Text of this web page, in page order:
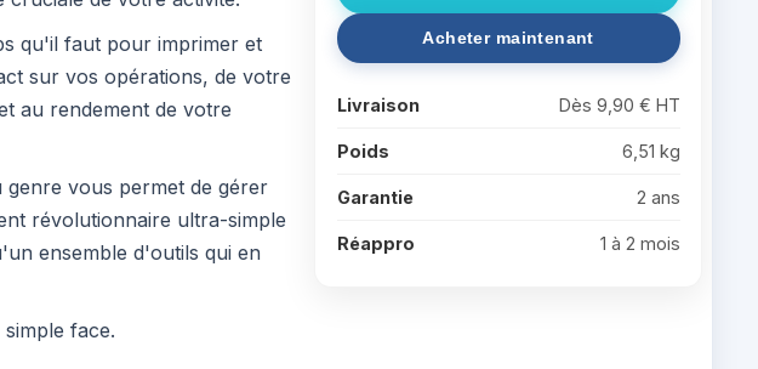
Livraison Dès 9,90 € HT
Poids 6,51 kg
Garantie 2 ans
Réappro 1 à 2 mois
qu'il faut pour imprimer et
sur vos opérations, de votre
au rendement de votre
vous permet de gérer
révolutionnaire ultra-simple
ensemble d'outils qui en
face.